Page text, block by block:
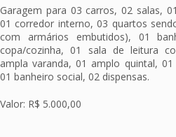
Garagem para 03 carros, 02 salas,
01 corredor interno, 03 quartos
com armários embutidos), 01
copa/cozinha, 01 sala de leitura
ampla varanda, 01 amplo quintal,
01 banheiro social, 02 dispensas.
Valor: R$ 5.000,00